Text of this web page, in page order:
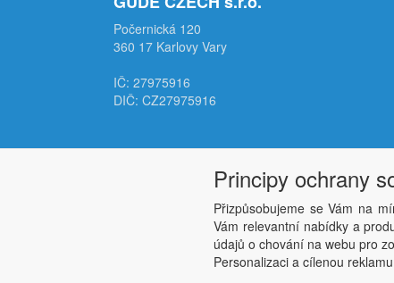
Počernická 120
360 17 Karlovy Vary
IČ: 27975916
DIČ: CZ27975916
Principy ochrany
Přizpůsobujeme se Vám na
Vám relevantní nabídky a
údajů o chování na webu pro
Personalizaci a cílenou